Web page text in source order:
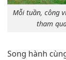
Mỗi tuần, công
tham
Song hành